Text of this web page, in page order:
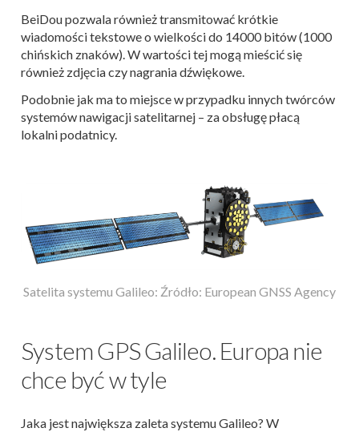
BeiDou pozwala również transmitować krótkie
wiadomości tekstowe o wielkości do 14000 bitów (1000
chińskich znaków). W wartości tej mogą mieścić się
również zdjęcia czy nagrania dźwiękowe.
Podobnie jak ma to miejsce w przypadku innych twórców
systemów nawigacji satelitarnej – za obsługę płacą
lokalni podatnicy.
Satelita systemu Galileo: Źródło: European GNSS Agency
System GPS Galileo. Europa nie
chce być w tyle
Jaka jest największa zaleta systemu Galileo? W